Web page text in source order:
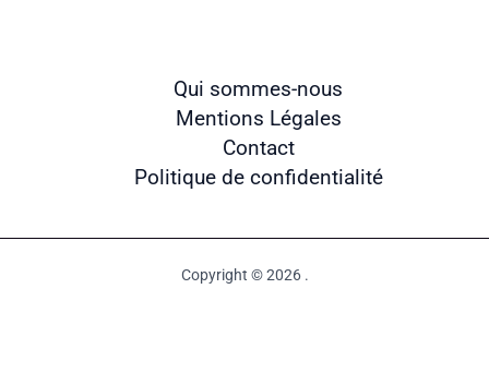
Qui sommes-nous
Mentions Légales
Contact
Politique de confidentialité
Copyright © 2026 .